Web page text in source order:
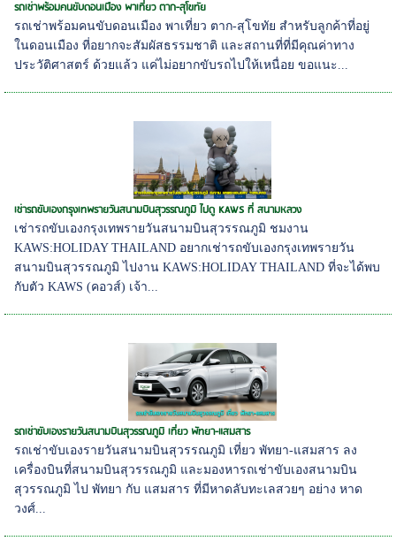
รถเช่าพร้อมคนขับดอนเมือง พาเที่ยว ตาก-สุโขทัย
รถเช่าพร้อมคนขับดอนเมือง พาเที่ยว ตาก-สุโขทัย สำหรับลูกค้าที่อยู่
ในดอนเมือง ที่อยากจะสัมผัสธรรมชาติ และสถานที่ที่มีคุณค่าทาง
ประวัติศาสตร์ ด้วยแล้ว แค่ไม่อยากขับรถไปให้เหนื่อย ขอแนะ...
เช่ารถขับเองกรุงเทพรายวันสนามบินสุวรรณภูมิ ไปดู KAWS ที่ สนามหลวง
เช่ารถขับเองกรุงเทพรายวันสนามบินสุวรรณภูมิ ชมงาน
KAWS:HOLIDAY THAILAND อยากเช่ารถขับเองกรุงเทพรายวัน
สนามบินสุวรรณภูมิ ไปงาน KAWS:HOLIDAY THAILAND ที่จะได้พบ
กับตัว KAWS (คอวส์) เจ้า...
รถเช่าขับเองรายวันสนามบินสุวรรณภูมิ เที่ยว พัทยา-แสมสาร
รถเช่าขับเองรายวันสนามบินสุวรรณภูมิ เที่ยว พัทยา-แสมสาร ลง
เครื่องบินที่สนามบินสุวรรณภูมิ และมองหารถเช่าขับเองสนามบิน
สุวรรณภูมิ ไป พัทยา กับ แสมสาร ที่มีหาดลับทะเลสวยๆ อย่าง หาด
วงศ์...